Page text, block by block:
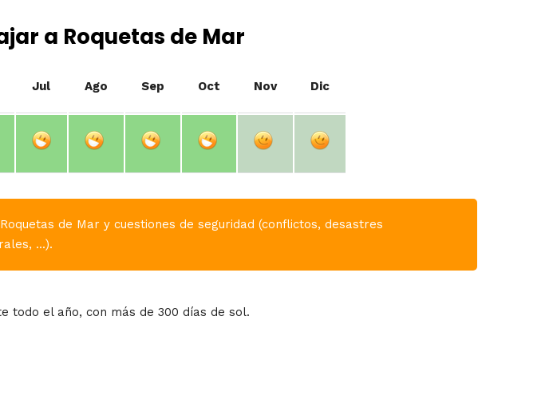
a Roquetas de Mar
Jul Ago Sep Oct Nov Dic
de Mar y cuestiones de seguridad (conflictos, desastres
...).
todo el año, con más de 300 días de sol.